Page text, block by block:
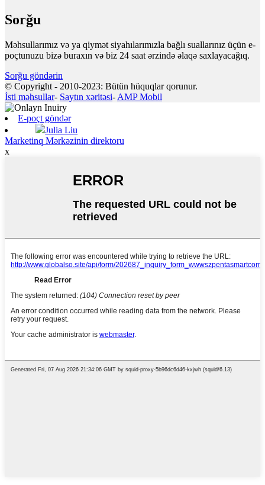
Sorğu
Məhsullarımız və ya qiymət siyahılarımızla bağlı suallarınız üçün e-
poçtunuzu bizə buraxın və biz 24 saat ərzində əlaqə saxlayacağıq.
Sorğu göndərin
© Copyright - 2010-2023: Bütün hüquqlar qorunur.
İsti məhsullar- Saytın xəritəsi- AMP Mobil
E-poçt göndər
Julia Liu
Marketinq Mərkəzinin direktoru
x